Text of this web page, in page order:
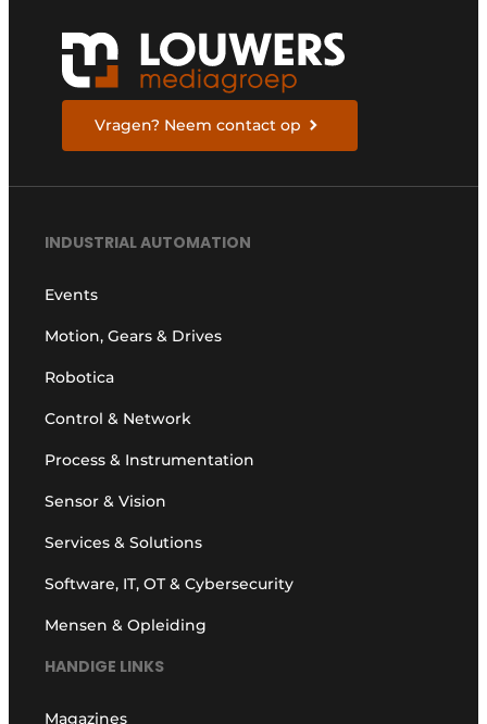
Vragen? Neem contact op
INDUSTRIAL AUTOMATION
Events
Motion, Gears & Drives
Robotica
Control & Network
Process & Instrumentation
Sensor & Vision
Services & Solutions
Software, IT, OT & Cybersecurity
Mensen & Opleiding
HANDIGE LINKS
Magazines